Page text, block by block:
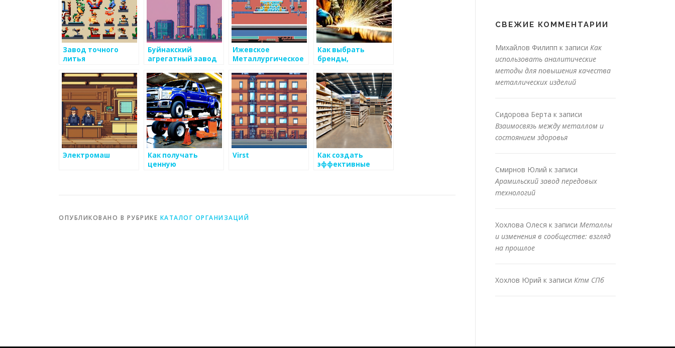
Завод точного
литья
Буйнакский
агрегатный завод
Ижевское
Металлургическое
Как выбрать
бренды,
металоизделиями
Электромаш
Как получать
ценную
Virst
Как создать
эффективные
ОПУБЛИКОВАНО В РУБРИКЕ КАТАЛОГ ОРГАНИЗАЦИЙ
СВЕЖИЕ КОММЕНТАРИИ
Михайлов Филипп к записи Как
использовать аналитические
методы для повышения качества
металлических изделий
Сидорова Берта к записи
Взаимосвязь между металлом и
состоянием здоровья
Смирнов Юлий к записи
Арамильский завод передовых
технологий
Хохлова Олеся к записи Металлы
и изменения в сообществе: взгляд
на прошлое
Хохлов Юрий к записи Ктм СПб